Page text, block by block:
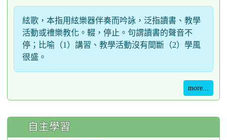
絃歌，本指用絃樂器伴奏而吟詠，泛指讀書、教學
活動或禮樂教化。輟，停止。句謂讀書的聲音不
停；比喻（1）講習、教學活動沒有間斷（2）學風
很盛。
more...
自主學習